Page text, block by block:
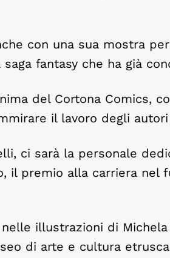
con una sua mostra
saga fantasy che ha già
del Cortona Comics,
il lavoro degli
ci sarà la personale
il premio alla carriera
illustrazioni di
di arte e cultura